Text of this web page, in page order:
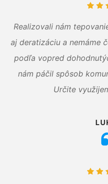
Realizovali nám
aj deratizáciu a nemáme
podľa vopred
nám páčil spôsob
Určite